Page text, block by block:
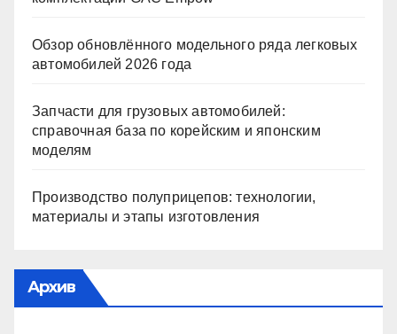
Обзор обновлённого модельного ряда легковых
автомобилей 2026 года
Запчасти для грузовых автомобилей:
справочная база по корейским и японским
моделям
Производство полуприцепов: технологии,
материалы и этапы изготовления
Архив